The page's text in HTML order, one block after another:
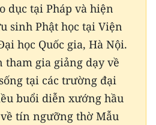
dục tại Pháp và hiện
sinh Phật học tại Viện
học Quốc gia, Hà Nội.
tham gia giảng dạy về
tại các trường đại
buổi diễn xướng hầu
tín ngưỡng thờ Mẫu